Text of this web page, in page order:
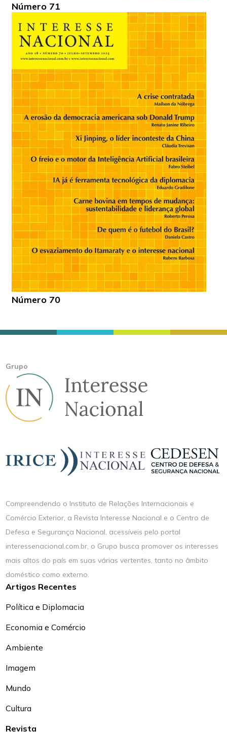
Número 71
Número 70
Grupo
Compreendendo o Instituto de Relações Internacionais e
Comércio Exterior, a Revista Interesse Nacional e o Centro de
Defesa e Segurança Nacional, acessíveis pelo portal
interessenacional.com.br, o Grupo busca promover os interesses
mais altos do país em suas várias vertentes, tanto no âmbito
doméstico como externo.
Artigos Recentes
Política e Diplomacia
Economia e Comércio
Ambiente
Imagem
Mundo
Cultura
Revista